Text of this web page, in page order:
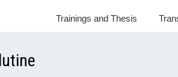
Trainings and Thesis